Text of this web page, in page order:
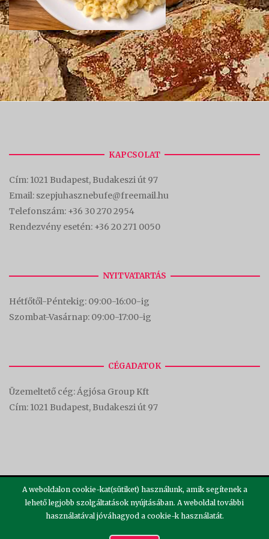
KAPCSOLAT
Cím: 1021 Budapest, Budakeszi út 97
Email: szepjuhasznebufe@freemail.hu
Telefonszám: +36 30 270 2954
Rendezvény esetén: +36 20 271 0050
NYITVATARTÁS
Hétfőtől-Péntekig: 09:00-16:00-ig
Szombat-Vasárnap: 09:00-17:00-ig
CÉGADATOK
Üzemeltető cég: Ágjósa Group Kft
Cím: 1021 Budapest, Budakeszi út 97
Theme bySiteOrigin
A weboldalon cookie-kat(sütiket) használunk, amik segítenek a
lehető legjobb szolgáltatások nyújtásában. A weboldal további
használatával jóváhagyod a cookie-k használatát.